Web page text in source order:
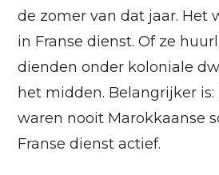
de zomer van dat jaar. Het
in Franse dienst. Of ze
dienden onder koloniale
het midden. Belangrijker is:
waren nooit Marokkaanse
Franse dienst actief.